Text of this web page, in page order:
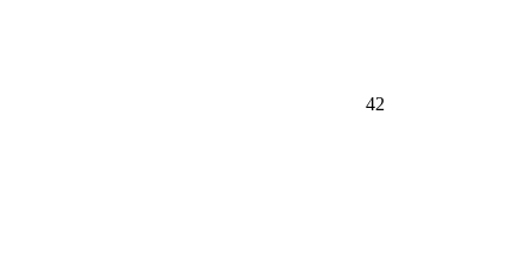
42